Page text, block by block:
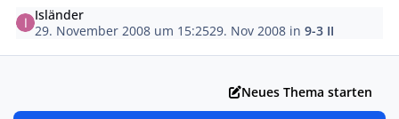
Isländer
29. November 2008 um 15:2529. Nov 2008 in9-3 II
Neues Thema starten